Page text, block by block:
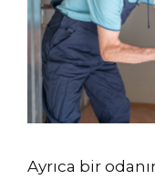
Ayrıca bir